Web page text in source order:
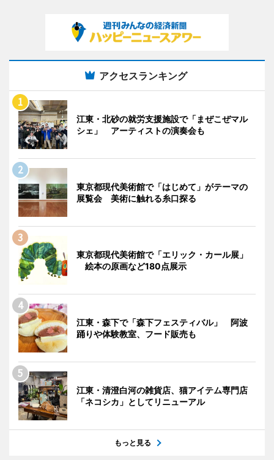
アクセスランキング
江東・北砂の就労支援施設で「まぜこぜマル
シェ」 アーティストの演奏会も
東京都現代美術館で「はじめて」がテーマの
展覧会 美術に触れる糸口探る
東京都現代美術館で「エリック・カール展」
絵本の原画など180点展示
江東・森下で「森下フェスティバル」 阿波
踊りや体験教室、フード販売も
江東・清澄白河の雑貨店、猫アイテム専門店
「ネコシカ」としてリニューアル
もっと見る